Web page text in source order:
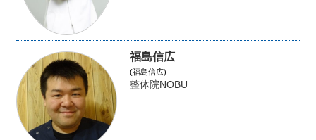
福島信広
(福島信広)
整体院NOBU